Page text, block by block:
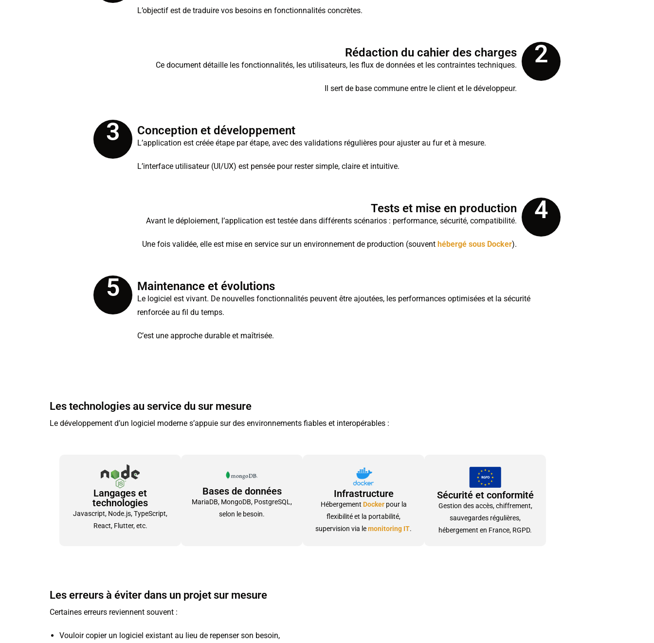
L’objectif est de traduire vos besoins en fonctionnalités concrètes.
2
Rédaction du cahier des charges
Ce document détaille les fonctionnalités, les utilisateurs, les flux de données et les contraintes techniques.
Il sert de base commune entre le client et le développeur.
3 Conception et développement
L’application est créée étape par étape, avec des validations régulières pour ajuster au fur et à mesure.
L’interface utilisateur (UI/UX) est pensée pour rester simple, claire et intuitive.
4
Tests et mise en production
Avant le déploiement, l’application est testée dans différents scénarios : performance, sécurité, compatibilité.
Une fois validée, elle est mise en service sur un environnement de production (souvent hébergé sous Docker).
5 Maintenance et évolutions
Le logiciel est vivant. De nouvelles fonctionnalités peuvent être ajoutées, les performances optimisées et la sécurité
renforcée au fil du temps.
C’est une approche durable et maîtrisée.
Les technologies au service du sur mesure
Le développement d’un logiciel moderne s’appuie sur des environnements fiables et interopérables :
Langages et
technologies
Javascript, Node.js, TypeScript,
React, Flutter, etc.
Bases de données
MariaDB, MongoDB, PostgreSQL,
selon le besoin.
Infrastructure
Hébergement Dockerpour la
flexibilité et la portabilité,
supervision via lemonitoring IT.
Sécurité et conformité
Gestion des accès, chiffrement,
sauvegardes régulières,
hébergement en France, RGPD.
Les erreurs à éviter dans un projet sur mesure
Certaines erreurs reviennent souvent :
Vouloir copier un logiciel existant au lieu de repenser son besoin,